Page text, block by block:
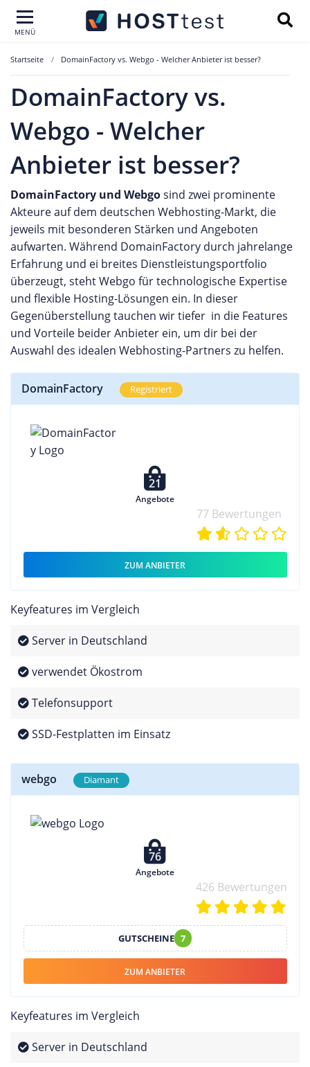
MENÜ
Startseite DomainFactory vs. Webgo - Welcher Anbieter ist besser?
DomainFactory vs.
Webgo - Welcher
Anbieter ist besser?
DomainFactory und Webgosind zwei prominente
Akteure auf dem deutschen Webhosting-Markt, die
jeweils mit besonderen Stärken und Angeboten
aufwarten. Während DomainFactory durch jahrelange
Erfahrung und ei breites Dienstleistungsportfolio
überzeugt, steht Webgo für technologische Expertise
und flexible Hosting-Lösungen ein. In dieser
Gegenüberstellung tauchen wir tiefer in die Features
und Vorteile beider Anbieter ein, um dir bei der
Auswahl des idealen Webhosting-Partners zu helfen.
DomainFactory Registriert
21
Angebote
77 Bewertungen
ZUM ANBIETER
Keyfeatures im Vergleich
Server in Deutschland
verwendet Ökostrom
Telefonsupport
SSD-Festplatten im Einsatz
webgo Diamant
76
Angebote
426 Bewertungen
GUTSCHEINE 7
ZUM ANBIETER
Keyfeatures im Vergleich
Server in Deutschland